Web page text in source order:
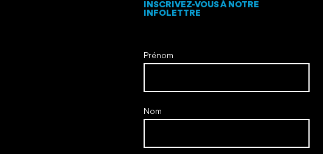
INSCRIVEZ-VOUS À NOTRE
INFOLETTRE
Prénom
Nom